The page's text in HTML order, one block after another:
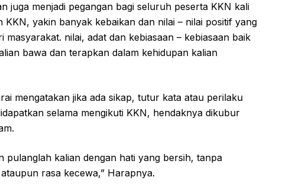
juga menjadi pegangan bagi seluruh peserta KKN kali
KKN, yakin banyak kebaikan dan nilai – nilai positif yang
masyarakat. nilai, adat dan kebiasaan – kebiasaan baik
bawa dan terapkan dalam kehidupan kalian
mengatakan jika ada sikap, tutur kata atau perilaku
selama mengikuti KKN, hendaknya dikubur
pulanglah kalian dengan hati yang bersih, tanpa
rasa kecewa,” Harapnya.